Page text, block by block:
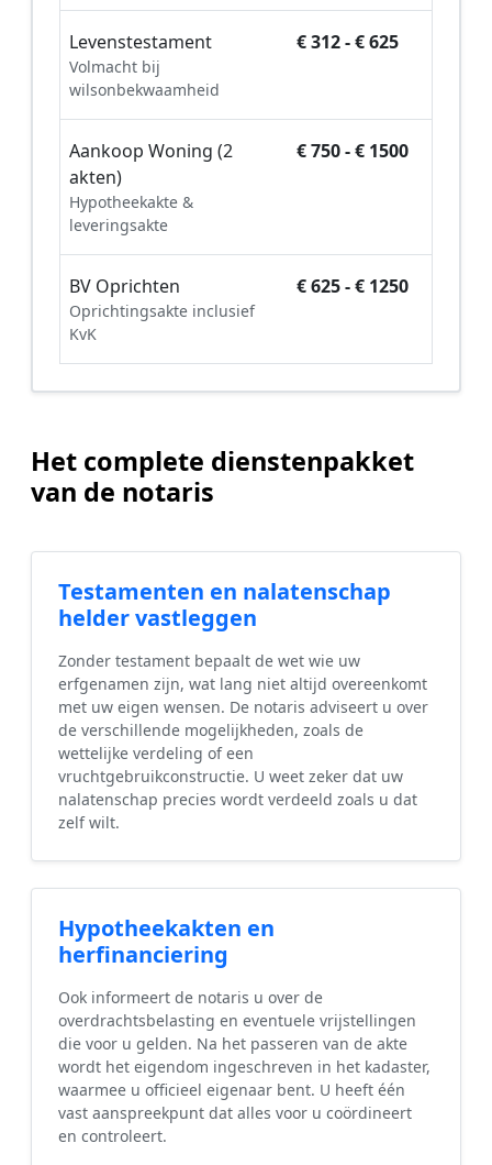
Levenstestament
Volmacht bij
wilsonbekwaamheid
€ 312 - € 625
Aankoop Woning (2
akten)
Hypotheekakte &
leveringsakte
€ 750 - € 1500
BV Oprichten
Oprichtingsakte inclusief
KvK
€ 625 - € 1250
Het complete dienstenpakket
van de notaris
Testamenten en nalatenschap
helder vastleggen
Zonder testament bepaalt de wet wie uw
erfgenamen zijn, wat lang niet altijd overeenkomt
met uw eigen wensen. De notaris adviseert u over
de verschillende mogelijkheden, zoals de
wettelijke verdeling of een
vruchtgebruikconstructie. U weet zeker dat uw
nalatenschap precies wordt verdeeld zoals u dat
zelf wilt.
Hypotheekakten en
herfinanciering
Ook informeert de notaris u over de
overdrachtsbelasting en eventuele vrijstellingen
die voor u gelden. Na het passeren van de akte
wordt het eigendom ingeschreven in het kadaster,
waarmee u officieel eigenaar bent. U heeft één
vast aanspreekpunt dat alles voor u coördineert
en controleert.